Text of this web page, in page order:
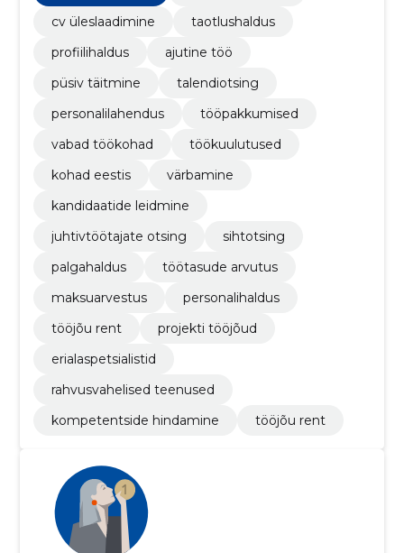
cv üleslaadimine
taotlushaldus
profiilihaldus
ajutine töö
püsiv täitmine
talendiotsing
personalilahendus
tööpakkumised
vabad töökohad
töökuulutused
kohad eestis
värbamine
kandidaatide leidmine
juhtivtöötajate otsing
sihtotsing
palgahaldus
töötasude arvutus
maksuarvestus
personalihaldus
tööjõu rent
projekti tööjõud
erialaspetsialistid
rahvusvahelised teenused
kompetentside hindamine
tööjõu rent